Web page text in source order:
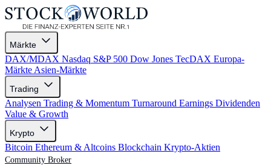
Märkte
DAX/MDAX Nasdaq S&P 500 Dow Jones TecDAX Europa-
Märkte Asien-Märkte
Trading
Analysen Trading & Momentum Turnaround Earnings Dividenden
Value & Growth
Krypto
Bitcoin Ethereum & Altcoins Blockchain Krypto-Aktien
Community Broker